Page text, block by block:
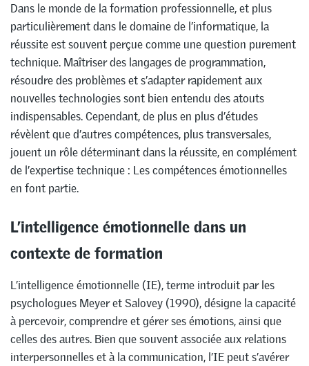
Dans le monde de la formation professionnelle, et plus
particulièrement dans le domaine de l’informatique, la
réussite est souvent perçue comme une question purement
technique. Maîtriser des langages de programmation,
résoudre des problèmes et s’adapter rapidement aux
nouvelles technologies sont bien entendu des atouts
indispensables. Cependant, de plus en plus d’études
révèlent que d’autres compétences, plus transversales,
jouent un rôle déterminant dans la réussite, en complément
de l’expertise technique : Les compétences émotionnelles
en font partie.
L’intelligence émotionnelle dans un
contexte de formation
L’intelligence émotionnelle (IE), terme introduit par les
psychologues Meyer et Salovey (1990), désigne la capacité
à percevoir, comprendre et gérer ses émotions, ainsi que
celles des autres. Bien que souvent associée aux relations
interpersonnelles et à la communication, l’IE peut s’avérer